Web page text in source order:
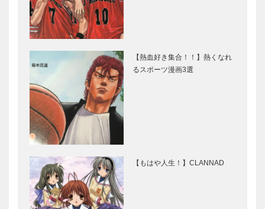
【熱血好き集合！！】熱くなれ
るスポーツ漫画3選
【もはや人生！】CLANNAD